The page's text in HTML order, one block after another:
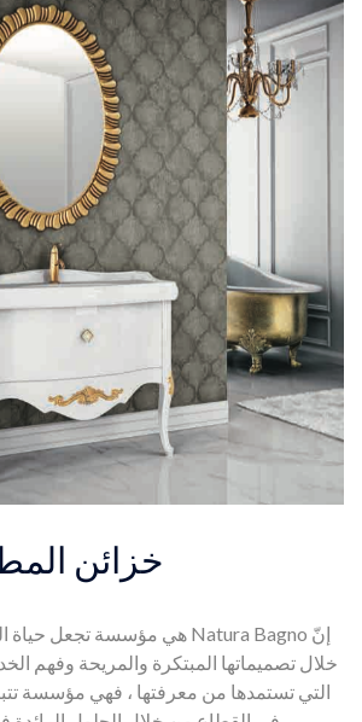
خزائن
إنّ Natura Bagno هي مؤسسة تجعل حياة
خلال تصميماتها المبتكرة والمريحة وفهم
التي تستمدها من معرفتها ، فهي مؤسسة